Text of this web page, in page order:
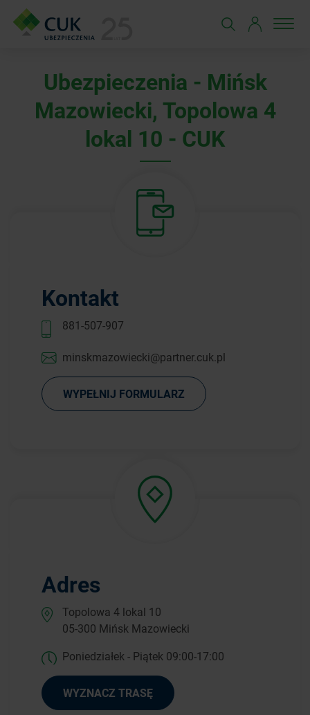
Ubezpieczenia - Mińsk
Mazowiecki, Topolowa 4
lokal 10 - CUK
Kontakt
881-507-907
minskmazowiecki@partner.cuk.pl
WYPEŁNIJ FORMULARZ
Adres
Topolowa 4 lokal 10
05-300 Mińsk Mazowiecki
Poniedziałek - Piątek 09:00-17:00
WYZNACZ TRASĘ